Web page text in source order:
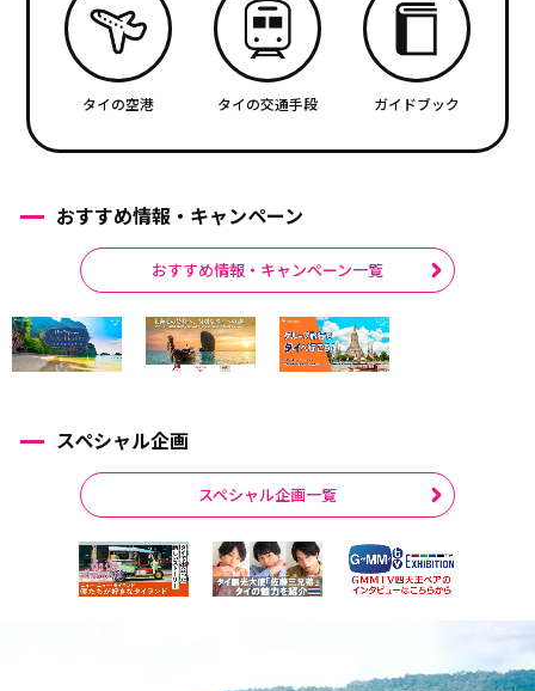
タイの空港 タイの交通手段 ガイドブック
おすすめ情報・キャンペーン
おすすめ情報・キャンペーン一覧
スペシャル企画
スペシャル企画一覧